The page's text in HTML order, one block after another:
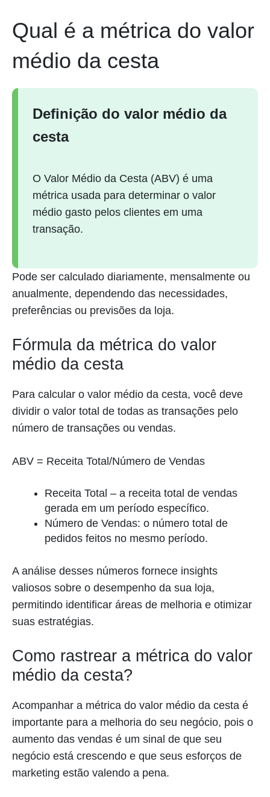
Qual é a métrica do valor
médio da cesta
Definição do valor médio da
cesta
O Valor Médio da Cesta (ABV) é uma
métrica usada para determinar o valor
médio gasto pelos clientes em uma
transação.
Pode ser calculado diariamente, mensalmente ou
anualmente, dependendo das necessidades,
preferências ou previsões da loja.
Fórmula da métrica do valor
médio da cesta
Para calcular o valor médio da cesta, você deve
dividir o valor total de todas as transações pelo
número de transações ou vendas.
ABV = Receita Total/Número de Vendas
Receita Total – a receita total de vendas
gerada em um período específico.
Número de Vendas: o número total de
pedidos feitos no mesmo período.
A análise desses números fornece insights
valiosos sobre o desempenho da sua loja,
permitindo identificar áreas de melhoria e otimizar
suas estratégias.
Como rastrear a métrica do valor
médio da cesta?
Acompanhar a métrica do valor médio da cesta é
importante para a melhoria do seu negócio, pois o
aumento das vendas é um sinal de que seu
negócio está crescendo e que seus esforços de
marketing estão valendo a pena.